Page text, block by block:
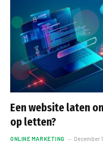
Een website laten
op letten?
ONLINE MARKETING December